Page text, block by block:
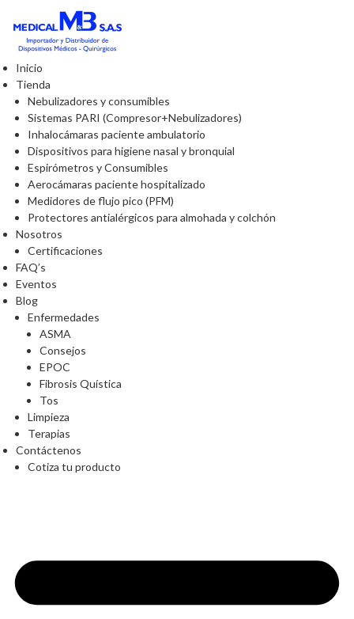
Inicio
Tienda
Nebulizadores y consumibles
Sistemas PARI (Compresor+Nebulizadores)
Inhalocámaras paciente ambulatorio
Dispositivos para higiene nasal y bronquial
Espirómetros y Consumibles
Aerocámaras paciente hospitalizado
Medidores de flujo pico (PFM)
Protectores antialérgicos para almohada y colchón
Nosotros
Certificaciones
FAQ’s
Eventos
Blog
Enfermedades
ASMA
Consejos
EPOC
Fibrosis Quística
Tos
Limpieza
Terapias
Contáctenos
Cotiza tu producto